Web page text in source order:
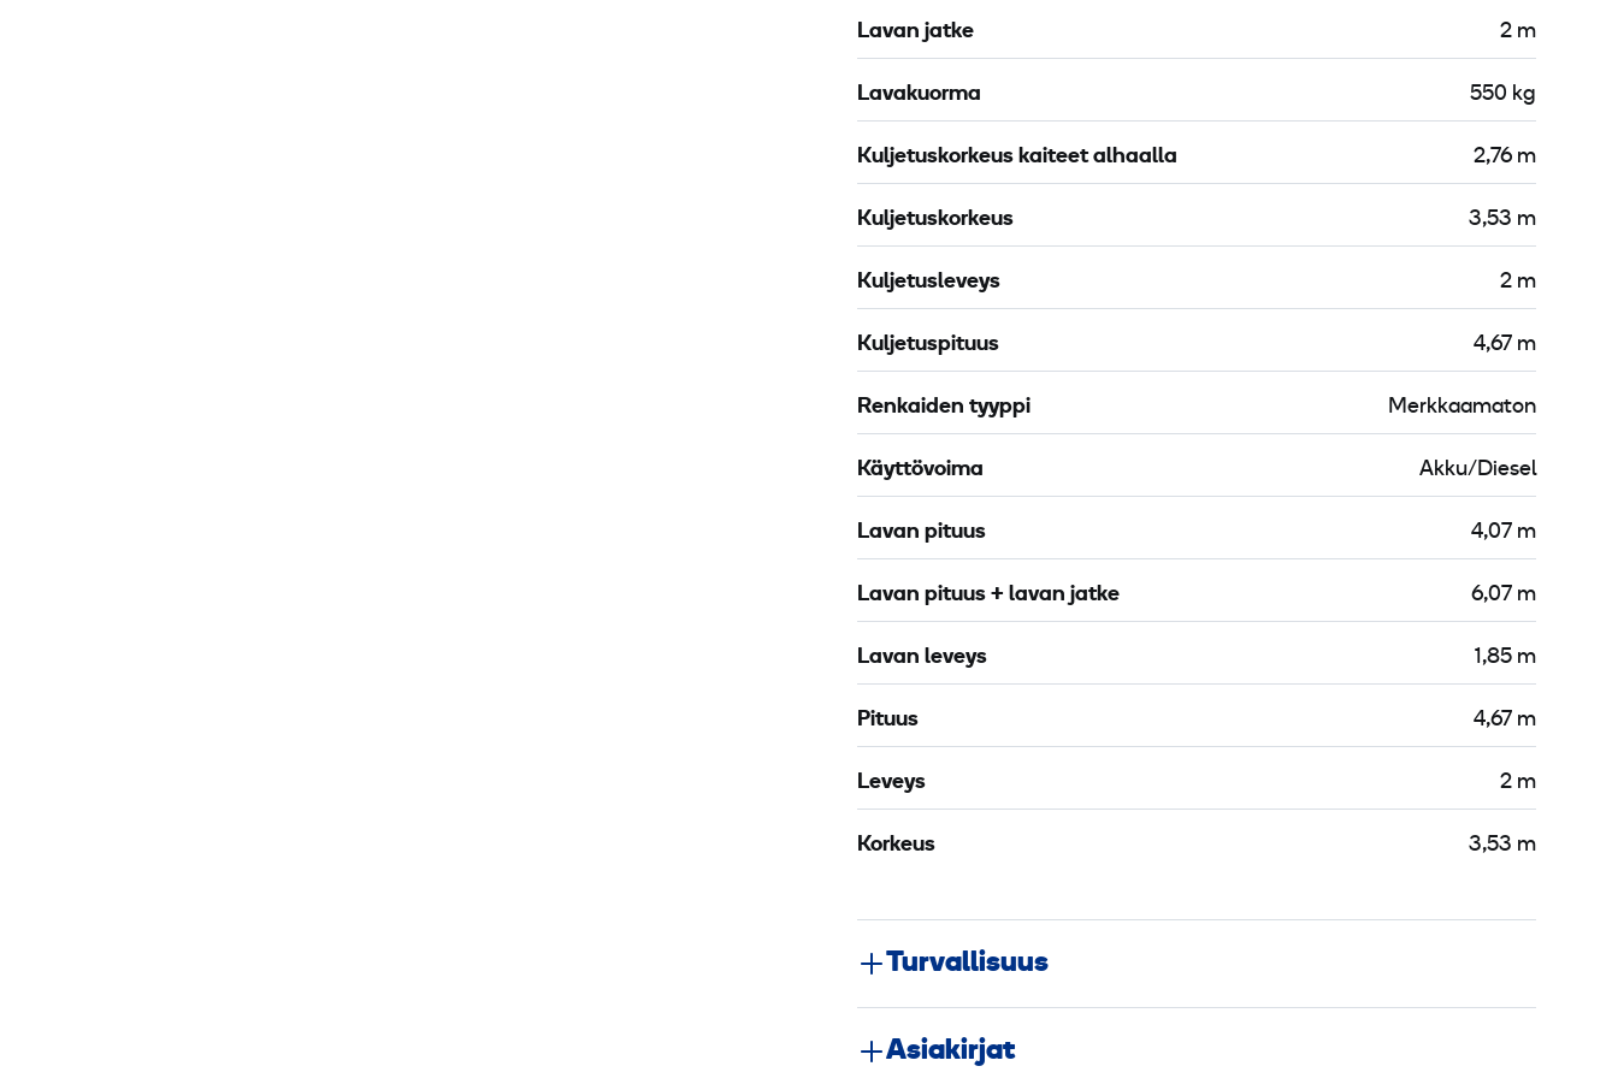
e
r
T
u
r
b
o
i
e
Lavan jatke 2 m
Lavakuorma 550 kg
Kuljetuskorkeus kaiteet alhaalla 2,76 m
Kuljetuskorkeus 3,53 m
Kuljetusleveys 2 m
Kuljetuspituus 4,67 m
Renkaiden tyyppi Merkkaamaton
Käyttövoima Akku/Diesel
Lavan pituus 4,07 m
Lavan pituus + lavan jatke 6,07 m
Lavan leveys 1,85 m
Pituus 4,67 m
Leveys 2 m
Korkeus 3,53 m
Turvallisuus
Asiakirjat